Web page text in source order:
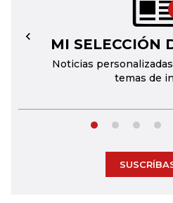
MI SELECCIÓN
Noticias
temas de
←